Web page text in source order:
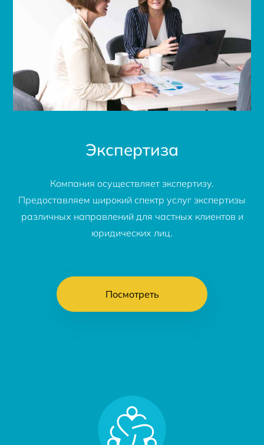
Экспертиза
Компания осуществляет экспертизу.
Предоставляем широкий спектр услуг экспертизы
различных направлений для частных клиентов и
юридических лиц.
Посмотреть